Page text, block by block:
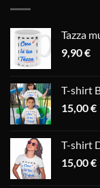
Tazza
9,90€
T-shirt
15,00€
T-shirt
15,00€